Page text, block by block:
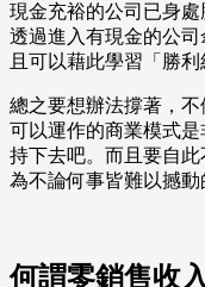
現金充裕的公司已身
透過進入有現金的公
且可以藉此學習「勝利
總之要想辦法撐著，
可以運作的商業模式
持下去吧。而且要自
為不論何事皆難以撼動
何謂零銷售收